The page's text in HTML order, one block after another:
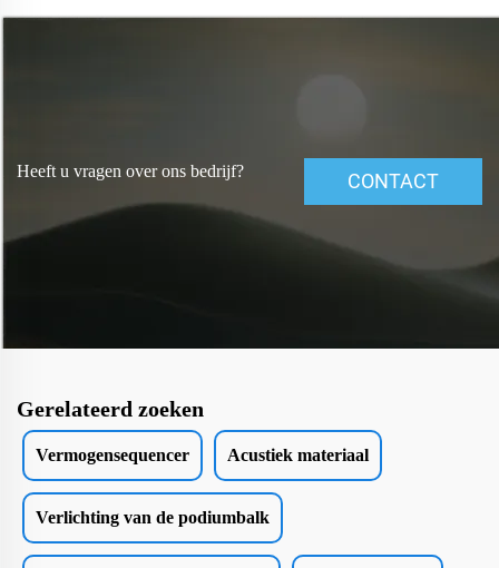
Heeft u vragen over ons bedrijf? CONTACT
Gerelateerd zoeken
Vermogensequencer Acustiek materiaal
Verlichting van de podiumbalk